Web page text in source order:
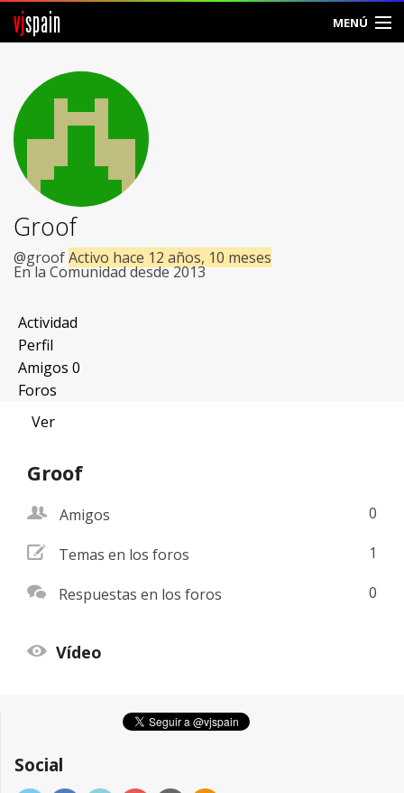
vjspain MENÚ
Foros
Noticias
Vjspain
Ayuda
Contacto
Entrar
Crear Cuenta
Groof
@groofActivo hace 12 años, 10 meses
En la Comunidad desde 2013
Actividad
Perfil
Amigos 0
Foros
Ver
Groof
friend Amigos 0
addnew Temas en los foros 1
comments Respuestas en los foros 0
view Vídeo
Social